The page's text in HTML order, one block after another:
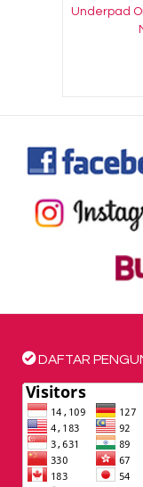
Underpad
DAFTAR